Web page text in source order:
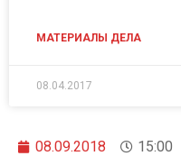
МАТЕРИАЛЫ ДЕЛА
08.04.2017
08.09.2018 15:00